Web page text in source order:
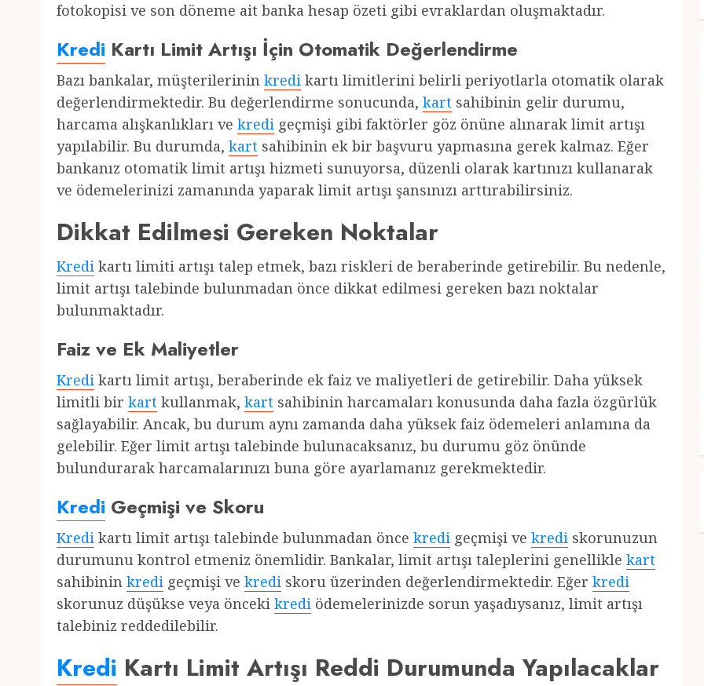
fotokopisi ve son döneme ait banka hesap özeti gibi evraklardan oluşmaktadır.
Kredi Kartı Limit Artışı İçin Otomatik Değerlendirme
Bazı bankalar, müşterilerinin kredi kartı limitlerini belirli periyotlarla otomatik olarak
değerlendirmektedir. Bu değerlendirme sonucunda, kart sahibinin gelir durumu,
harcama alışkanlıkları ve kredi geçmişi gibi faktörler göz önüne alınarak limit artışı
yapılabilir. Bu durumda, kart sahibinin ek bir başvuru yapmasına gerek kalmaz. Eğer
bankanız otomatik limit artışı hizmeti sunuyorsa, düzenli olarak kartınızı kullanarak
ve ödemelerinizi zamanında yaparak limit artışı şansınızı arttırabilirsiniz.
Dikkat Edilmesi Gereken Noktalar
Kredi kartı limiti artışı talep etmek, bazı riskleri de beraberinde getirebilir. Bu nedenle,
limit artışı talebinde bulunmadan önce dikkat edilmesi gereken bazı noktalar
bulunmaktadır.
Faiz ve Ek Maliyetler
Kredi kartı limit artışı, beraberinde ek faiz ve maliyetleri de getirebilir. Daha yüksek
limitli bir kart kullanmak, kart sahibinin harcamaları konusunda daha fazla özgürlük
sağlayabilir. Ancak, bu durum aynı zamanda daha yüksek faiz ödemeleri anlamına da
gelebilir. Eğer limit artışı talebinde bulunacaksanız, bu durumu göz önünde
bulundurarak harcamalarınızı buna göre ayarlamanız gerekmektedir.
Kredi Geçmişi ve Skoru
Kredi kartı limit artışı talebinde bulunmadan önce kredi geçmişi ve kredi skorunuzun
durumunu kontrol etmeniz önemlidir. Bankalar, limit artışı taleplerini genellikle kart
sahibinin kredi geçmişi ve kredi skoru üzerinden değerlendirmektedir. Eğer kredi
skorunuz düşükse veya önceki kredi ödemelerinizde sorun yaşadıysanız, limit artışı
talebiniz reddedilebilir.
Kredi Kartı Limit Artışı Reddi Durumunda Yapılacaklar